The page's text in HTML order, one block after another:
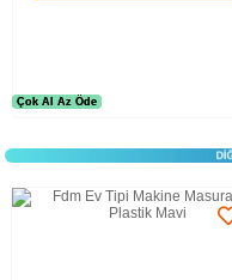
Çok Al Az Öde
Çok Al Az Öde